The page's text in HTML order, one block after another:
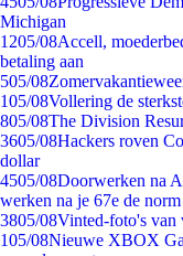
Michigan
1205/08Accell,
betaling aan
505/08
105/08Vollering de
805/08The Division
3605/08Hackers roven
dollar
4505/08Doorwerken na
werken na je 67e de
3805/08Vinted-foto's van
105/08Nieuwe XBOX